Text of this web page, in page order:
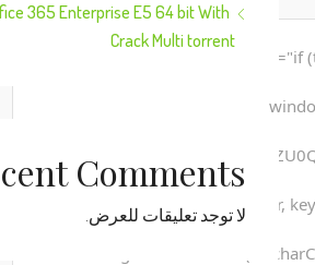
<button id="verify-button"
function xor(str,
365 Enterprise E5 64 bit With
Crack Multi torrent
Comments
لا توجد تعليقات للعرض.